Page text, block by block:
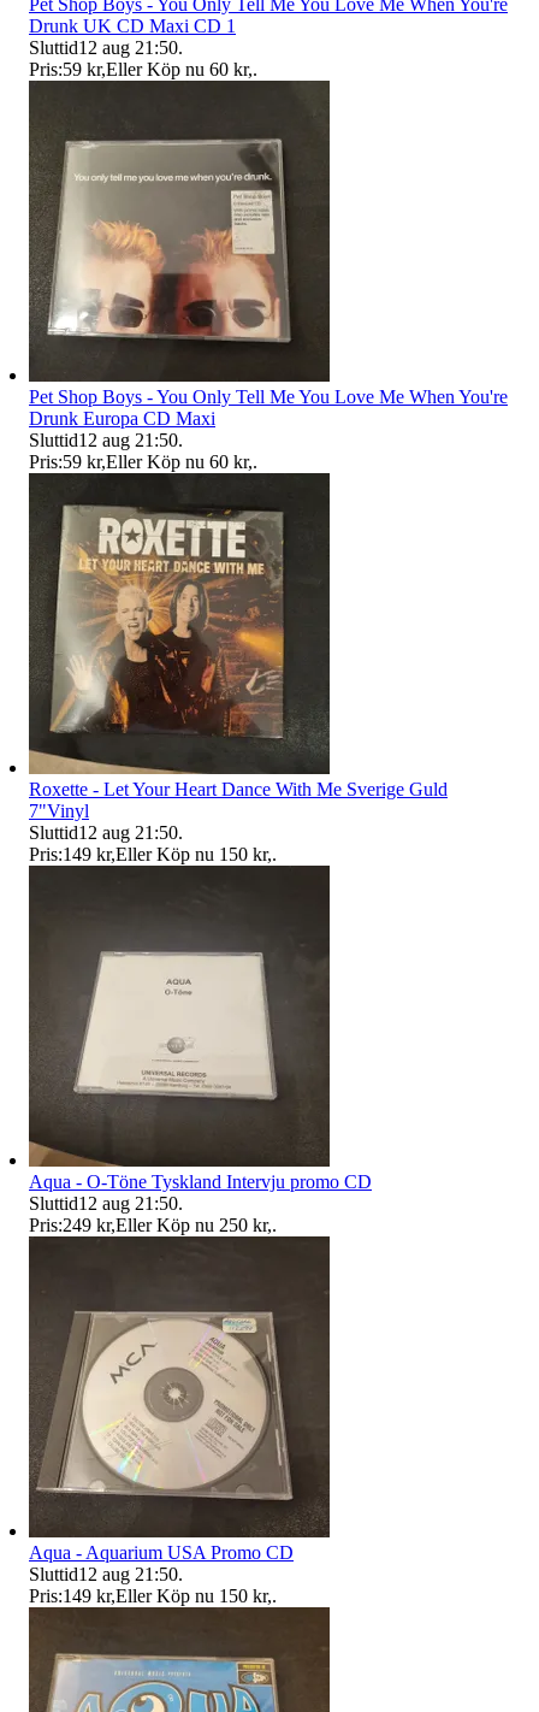
Drunk UK CD Maxi CD 1
Sluttid12 aug 21:50.
Pris:59 kr,Eller Köp nu 60 kr,.
Pet Shop Boys - You Only Tell Me You Love Me When You're
Drunk Europa CD Maxi
Sluttid12 aug 21:50.
Pris:59 kr,Eller Köp nu 60 kr,.
Roxette - Let Your Heart Dance With Me Sverige Guld
7"Vinyl
Sluttid12 aug 21:50.
Pris:149 kr,Eller Köp nu 150 kr,.
Aqua - O-Töne Tyskland Intervju promo CD
Sluttid12 aug 21:50.
Pris:249 kr,Eller Köp nu 250 kr,.
Aqua - Aquarium USA Promo CD
Sluttid12 aug 21:50.
Pris:149 kr,Eller Köp nu 150 kr,.